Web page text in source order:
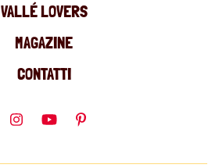
VALLÉ LOVERS
MAGAZINE
CONTATTI